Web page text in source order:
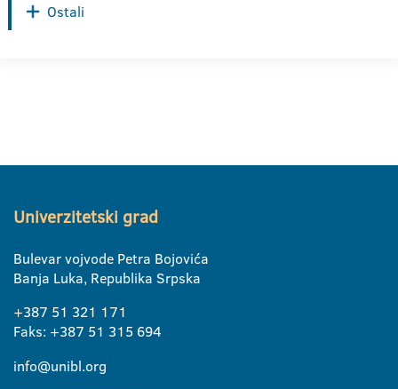
Ostali
Univerzitetski grad
Bulevar vojvode Petra Bojovića
Banja Luka, Republika Srpska
+387 51 321 171
Faks: +387 51 315 694
info@unibl.org